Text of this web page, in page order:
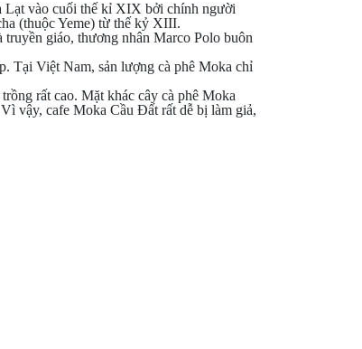
Lạt vào cuối thế kỉ XIX bởi chính người
(thuộc Yeme) từ thế kỷ XIII.
truyền giáo, thương nhân Marco Polo buôn
Tại Việt Nam, sản lượng cà phê Moka chỉ
rất cao. Mặt khác cây cà phê Moka
vậy, cafe Moka Cầu Đất rất dễ bị làm giả,